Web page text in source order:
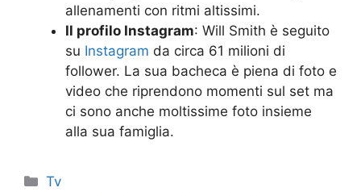
allenamenti con ritmi altissimi.
Il profilo Instagram: Will Smith è seguito
su Instagram da circa 61 milioni di
follower. La sua bacheca è piena di foto e
video che riprendono momenti sul set ma
ci sono anche moltissime foto insieme
alla sua famiglia.
Categorie
Tv